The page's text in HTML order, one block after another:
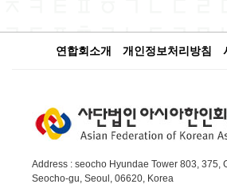
연합회소개 개인정보처리방침
Address : seocho Hyundae Tower 803, 375,
Seocho-gu, Seoul, 06620, Korea